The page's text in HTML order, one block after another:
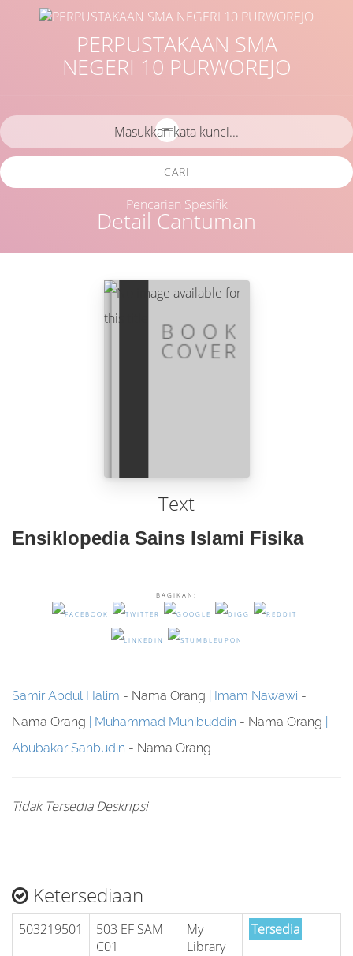
PERPUSTAKAAN SMA
NEGERI 10 PURWOREJO
Detail Cantuman
CARI
Pencarian Spesifik
Text
Ensiklopedia Sains Islami Fisika
BAGIKAN:
Samir Abdul Halim - Nama Orang Imam Nawawi -
Nama Orang
Muhammad Muhibuddin - Nama Orang
Abubakar Sahbudin - Nama Orang
Tidak Tersedia Deskripsi
Ketersediaan
503219501
503 EF SAM
C01
My
Library
Tersedia